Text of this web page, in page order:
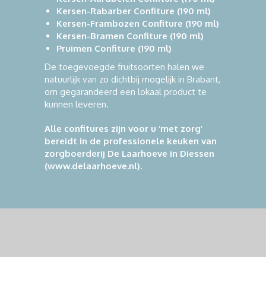
Kersen-Rabarber Confiture (190 ml)
Kersen-Frambozen Confiture (190 ml)
Kersen-Bramen Confiture (190 ml)
Pruimen Confiture (190 ml)
De toegevoegde fruitsoorten halen we
natuurlijk van zo dichtbij mogelijk in Brabant,
om gegarandeerd een lokaal product te
kunnen leveren.
Alle confitures zijn voor u ‘met zorg’
bereidt in de professionele keuken van
zorgboerderij De Laarhoeve in Diessen
(www.delaarhoeve.nl).